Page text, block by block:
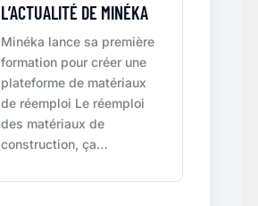
L’ACTUALITÉ DE MINÉKA
Minéka lance sa première
formation pour créer une
plateforme de matériaux
de réemploi Le réemploi
des matériaux de
construction, ça…